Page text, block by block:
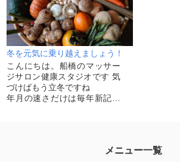
冬を元気に乗り越えましょう！
こんにちは。船橋のマッサー
ジサロン健康スタジオです 気
づけばもう立冬ですね
年月の速さだけは毎年新記録
メニュー一覧